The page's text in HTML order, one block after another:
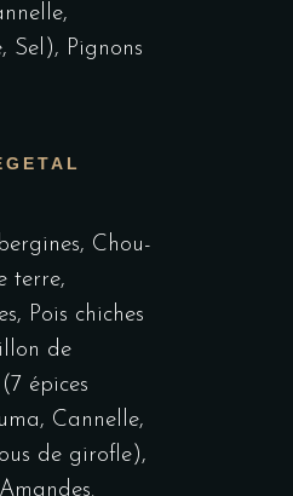
Sel), Pignons
Chou-
terre,
Pois chiches
de
épices
Cannelle,
de girofle),